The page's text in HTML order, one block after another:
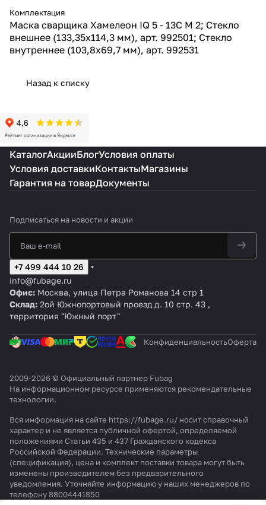
Комплектация
Маска сварщика Хамелеон IQ 5 - 13C M 2; Стекло
внешнее (133,35х114,3 мм), арт. 992501; Стекло
внутреннее (103,8х69,7 мм), арт. 992531
Назад к списку
КаталогАкцииБлогУсловия оплаты
Условия доставкиКонтактыМагазины
Гарантия на товарДокументы
Подписаться на новости и акции
+7 499 444 10 26
info@fubage.ru
Офис: Москва, улица Петра Романова 14 стр 1
Склад: 2ой Южнопортовый проезд д. 10 стр. 43 ,
территория "Южный порт"
КонфиденциальностьОферта
2009-2026 © Официальный партнер Fubag
На информационном ресурсе применяются рекомендательные
технологии.
Вся информация на сайте https://fubage.ru/ носит справочный
характер и не является публичной офертой, определяемой
положениями Статьи 435 и 437 Гражданского кодекса
Российской Федерации. Технические параметры
(спецификация), цена и комплект поставки товара могут быть
изменены производителем без предварительного
уведомления. Уточняйте информацию у наших менеджеров по
телефону 88004441850